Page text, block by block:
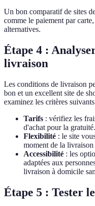
Un bon comparatif de sites
comme le paiement par
alternatives.
Étape 4 :
livraison
Les conditions de livraison
bon et un excellent site de
examinez les critères
Tarifs : vérifiez les
d'achat pour la gratuité.
Flexibilité : le site
moment de la livraison
Accessibilité : les
adaptées aux
livraison à domicile
Étape 5 : Tester